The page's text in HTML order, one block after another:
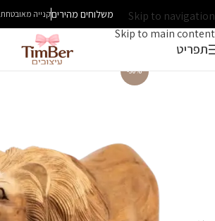
Skip to navigation
Skip to main content
משלוחים מהיריםקנייה מאובטחת
תפריט
-30%